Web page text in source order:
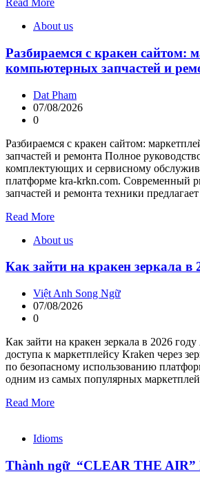
Read More
About us
Разбираемся с кракен сайтом:
компьютерных запчастей и
Dat Pham
07/08/2026
0
Разбираемся с кракен сайтом:
запчастей и ремонта Полное
комплектующих и сервисному
платформе kra-krkn.com. Современный
запчастей и ремонта техники
Read More
About us
Как зайти на кракен зеркала в
Việt Anh Song Ngữ
07/08/2026
0
Как зайти на кракен зеркала в 2026
доступа к маркетплейсу Kraken через
по безопасному использованию
одним из самых популярных
Read More
Idioms
Thành ngữ “CLEAR THE AIR”